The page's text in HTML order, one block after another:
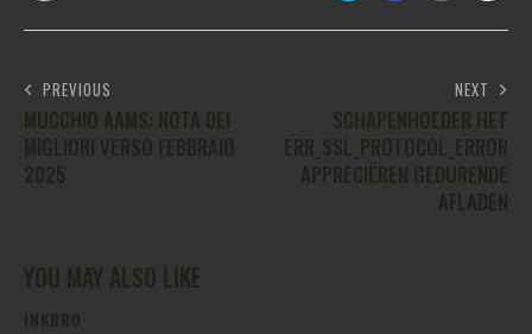
PREVIOUS
MUCCHIO AAMS: NOTA DEI
MIGLIORI VERSO FEBBRAIO
2025
NEXT
SCHAPENHOEDER HET
ERR_SSL_PROTOCOL_ERROR
APPRECIËREN GEDURENDE
AFLADEN
YOU MAY ALSO LIKE
INKBRO